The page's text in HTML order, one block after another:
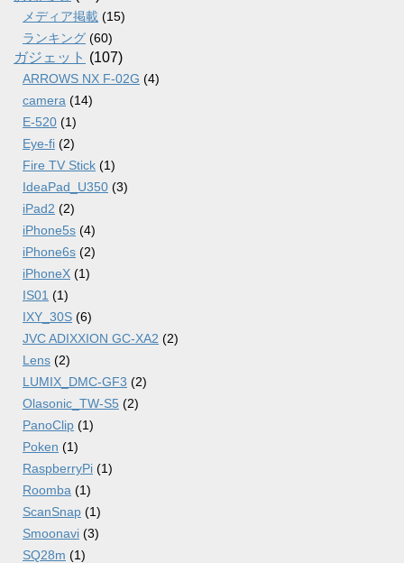
メディア掲載 (15)
ランキング (60)
ガジェット (107)
ARROWS NX F-02G (4)
camera (14)
E-520 (1)
Eye-fi (2)
Fire TV Stick (1)
IdeaPad_U350 (3)
iPad2 (2)
iPhone5s (4)
iPhone6s (2)
iPhoneX (1)
IS01 (1)
IXY_30S (6)
JVC ADIXXION GC-XA2 (2)
Lens (2)
LUMIX_DMC-GF3 (2)
Olasonic_TW-S5 (2)
PanoClip (1)
Poken (1)
RaspberryPi (1)
Roomba (1)
ScanSnap (1)
Smoonavi (3)
SQ28m (1)